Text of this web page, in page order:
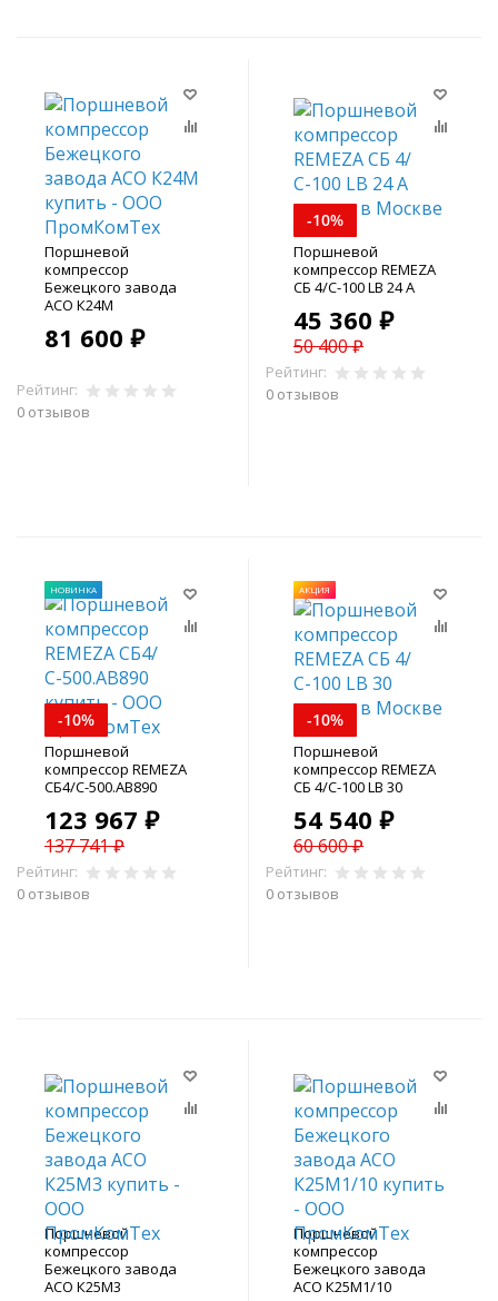
Поршневой
компрессор
Бежецкого завода
АСО К24М
81 600 ₽
Рейтинг:
0 отзывов
-10%
Поршневой
компрессор REMEZA
СБ 4/С-100 LB 24 A
45 360 ₽
50 400 ₽
Рейтинг:
0 отзывов
НОВИНКА
-10%
Поршневой
компрессор REMEZA
СБ4/С-500.АВ890
123 967 ₽
137 741 ₽
Рейтинг:
0 отзывов
АКЦИЯ
-10%
Поршневой
компрессор REMEZA
СБ 4/С-100 LB 30
54 540 ₽
60 600 ₽
Рейтинг:
0 отзывов
Поршневой
компрессор
Бежецкого завода
АСО К25М3
Поршневой
компрессор
Бежецкого завода
АСО К25М1/10